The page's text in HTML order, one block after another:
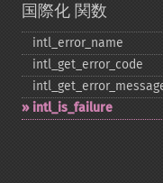
国際化 関数
intl_​error_​name
intl_​get_​error_​code
intl_​is_​failure